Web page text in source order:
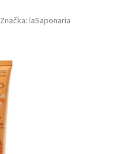
Značka: laSaponaria